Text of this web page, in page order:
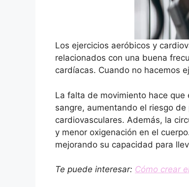
Los ejercicios aeróbicos y
relacionados con una buena
cardíacas. Cuando no hacemos
La falta de movimiento hace
sangre, aumentando el riesgo
cardiovasculares. Además, la
y menor oxigenación en el
mejorando su capacidad para
Te puede interesar: Cómo crear